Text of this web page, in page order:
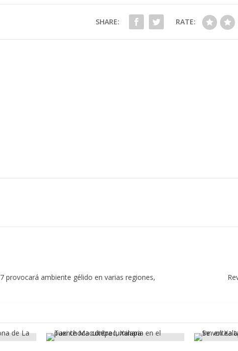
SHARE: RATE:
provocará ambiente gélido en varias regiones,